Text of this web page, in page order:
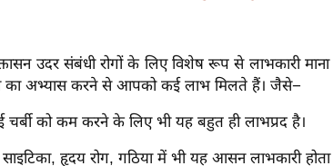
उदर संबंधी रोगों के लिए विशेष रूप से लाभकारी
का अभ्यास करने से आपको कई लाभ मिलते हैं। जैसे−
चर्बी को कम करने के लिए भी यह बहुत ही लाभप्रद है।
साइटिका, हृदय रोग, गठिया में भी यह आसन लाभकारी होता